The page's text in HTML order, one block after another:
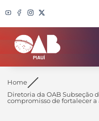
Search
Home
Diretoria da OAB Subseção
compromisso de fortalecer a